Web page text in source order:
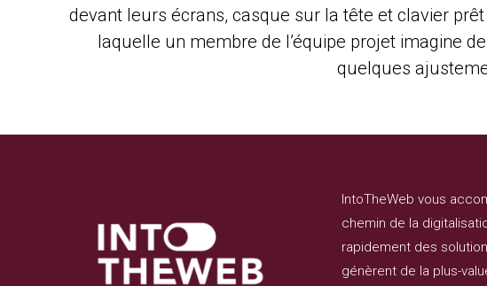
devant leurs écrans, casque sur la tête et clavier
laquelle un membre de l’équipe projet imagine
quelques
IntoTheWeb vous
chemin de la
rapidement des
génèrent de la plus-